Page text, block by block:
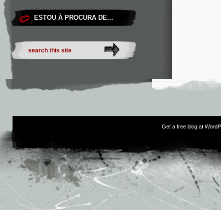
ESTOU À PROCURA DE…
Get a free blog at